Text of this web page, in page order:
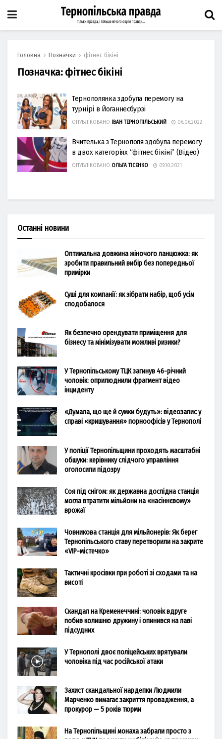
Головна Позначки фітнес бікіні
Позначка: фітнес бікіні
Тернополянка здобула перемогу на
турнірі в Йоганнесбурзі
ОПУБЛІКОВАНО ІВАН ТЕРНОПІЛЬСЬКИЙ 06.06.2022
Вчителька з Тернополя здобула перемогу
в двох категоріях “фітнес бікіні” (Відео)
ОПУБЛІКОВАНО ОЛЬГА ТІСЕНКО 09.10.2021
Останні новини
Оптимальна довжина жіночого ланцюжка: як
зробити правильний вибір без попередньої
примірки
Суші для компанії: як зібрати набір, щоб усім
сподобалося
Як безпечно орендувати приміщення для
бізнесу та мінімізувати можливі ризики?
У Тернопільському ТЦК загинув 46-річний
чоловік: оприлюднили фрагмент відео
інциденту
«Думала, що ще й сумки будуть»: відеозапис у
справі «кришування» порноофісів у Тернополі
У поліції Тернопільщини проходять масштабні
обшуки: керівнику слідчого управління
оголосили підозру
Соя під снігом: як державна дослідна станція
могла втратити мільйони на «насіннєвому»
врожаї
Човникова станція для мільйонерів: Як берег
Тернопільського ставу перетворили на закрите
«VIP-містечко»
Тактичні кросівки при роботі зі сходами та на
висоті
Скандал на Кременеччині: чоловік вдруге
побив колишню дружину і опинився на лаві
підсудних
У Тернополі двоє поліцейських врятували
чоловіка під час російської атаки
Захист скандальної нардепки Людмили
Марченко вимагає закриття провадження, а
прокурор — 5 років тюрми
На Тернопільщині монаха забрали просто з